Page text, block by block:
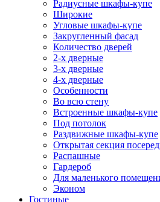
Радиусные шкафы-купе
Широкие
Угловые шкафы-купе
Закругленный фасад
Количество дверей
2-х дверные
3-х дверные
4-х дверные
Особенности
Во всю стену
Встроенные шкафы-купе
Под потолок
Раздвижные шкафы-купе
Открытая секция
Распашные
Гардероб
Для маленького
Эконом
Гостиные